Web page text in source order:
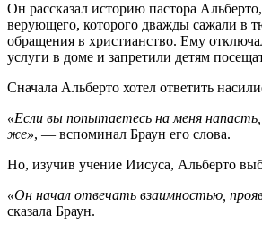
Он рассказал историю пастора
верующего, которого дважды сажали в
обращения в христианство. Ему
услуги в доме и запретили детям
Сначала Альберто хотел ответить
«Если вы попытаетесь на меня
же», — вспоминал Браун его слова.
Но, изучив учение Иисуса, Альберто
«Он начал отвечать взаимностью,
сказала Браун.